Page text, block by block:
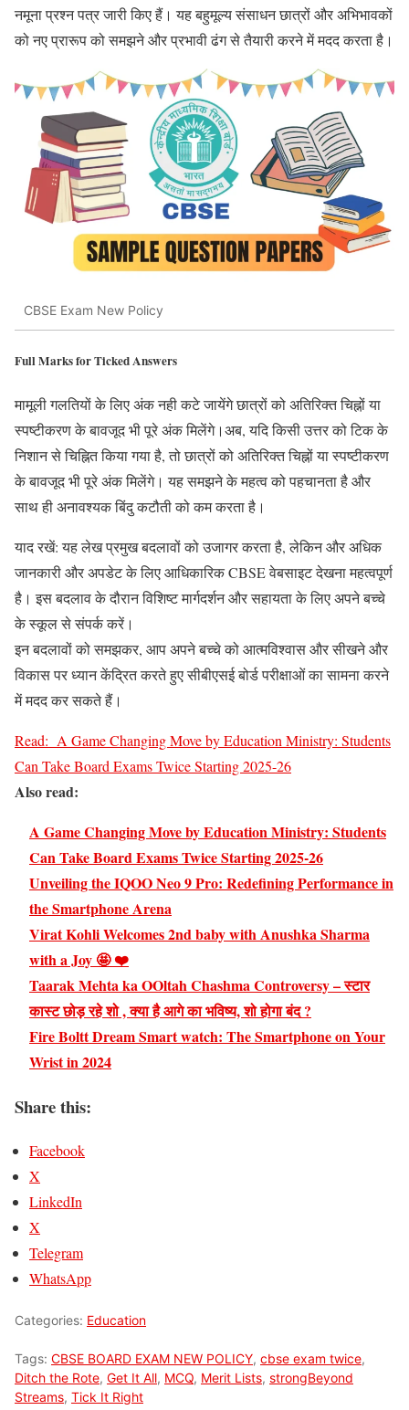
नमूना प्रश्न पत्र जारी किए हैं। यह बहुमूल्य संसाधन छात्रों और अभिभावकों
को नए प्रारूप को समझने और प्रभावी ढंग से तैयारी करने में मदद करता है।
CBSE Exam New Policy
Full Marks for Ticked Answers
मामूली गलतियों के लिए अंक नही कटे जायेंगे छात्रों को अतिरिक्त चिह्नों या
स्पष्टीकरण के बावजूद भी पूरे अंक मिलेंगे।अब, यदि किसी उत्तर को टिक के
निशान से चिह्नित किया गया है, तो छात्रों को अतिरिक्त चिह्नों या स्पष्टीकरण
के बावजूद भी पूरे अंक मिलेंगे। यह समझने के महत्व को पहचानता है और
साथ ही अनावश्यक बिंदु कटौती को कम करता है।
याद रखें: यह लेख प्रमुख बदलावों को उजागर करता है, लेकिन और अधिक
जानकारी और अपडेट के लिए आधिकारिक CBSE वेबसाइट देखना महत्वपूर्ण
है। इस बदलाव के दौरान विशिष्ट मार्गदर्शन और सहायता के लिए अपने बच्चे
के स्कूल से संपर्क करें।
इन बदलावों को समझकर, आप अपने बच्चे को आत्मविश्वास और सीखने और
विकास पर ध्यान केंद्रित करते हुए सीबीएसई बोर्ड परीक्षाओं का सामना करने
में मदद कर सकते हैं।
Read: A Game Changing Move by Education Ministry: Students
Can Take Board Exams Twice Starting 2025-26
Also read:
A Game Changing Move by Education Ministry: Students
Can Take Board Exams Twice Starting 2025-26
Unveiling the IQOO Neo 9 Pro: Redefining Performance in
the Smartphone Arena
Virat Kohli Welcomes 2nd baby with Anushka Sharma
with a Joy 🤩 ❤️
Taarak Mehta ka OOltah Chashma Controversy – स्टार
कास्ट छोड़ रहे शो , क्या है आगे का भविष्य, शो होगा बंद ?
Fire Boltt Dream Smart watch: The Smartphone on Your
Wrist in 2024
Share this:
Facebook
X
LinkedIn
X
Telegram
WhatsApp
Categories: Education
Tags: CBSE BOARD EXAM NEW POLICY, cbse exam twice,
Ditch the Rote, Get It All, MCQ, Merit Lists, strongBeyond
Streams, Tick It Right